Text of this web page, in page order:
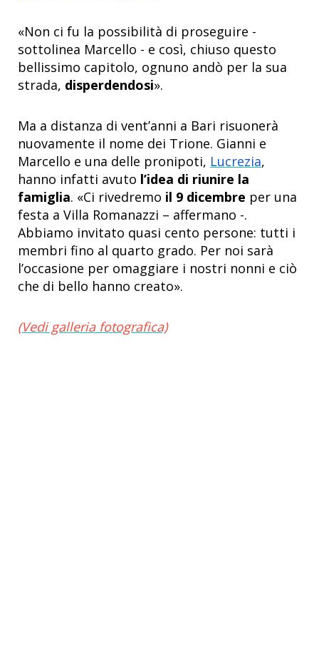
«Non ci fu la possibilità di proseguire -
sottolinea Marcello - e così, chiuso questo
bellissimo capitolo, ognuno andò per la sua
strada, disperdendosi».
Ma a distanza di vent’anni a Bari risuonerà
nuovamente il nome dei Trione. Gianni e
Marcello e una delle pronipoti, Lucrezia,
hanno infatti avuto l’idea di riunire la
famiglia. «Ci rivedremo il 9 dicembre per una
festa a Villa Romanazzi – affermano -.
Abbiamo invitato quasi cento persone: tutti i
membri fino al quarto grado. Per noi sarà
l’occasione per omaggiare i nostri nonni e ciò
che di bello hanno creato».
(Vedi galleria fotografica)